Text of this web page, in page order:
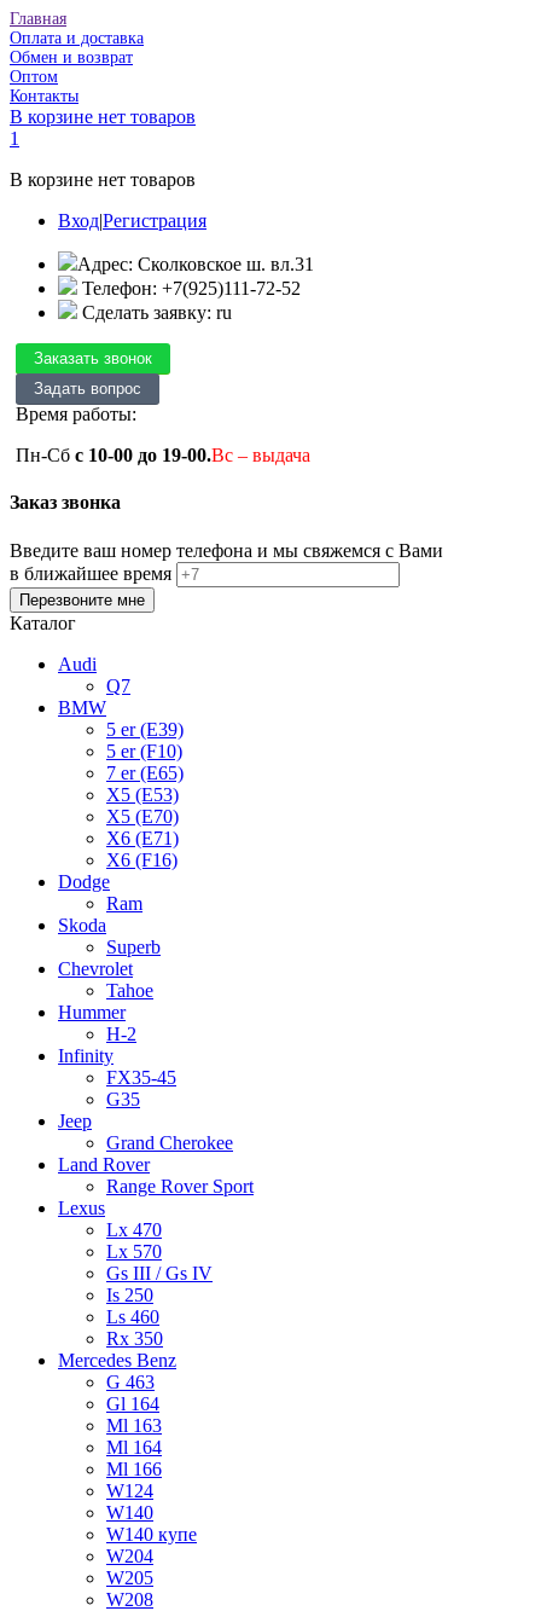
Главная
Оплата и доставка
Обмен и возврат
Оптом
Контакты
В корзине нет товаров
1
В корзине нет товаров
Вход|Регистрация
Адрес: Сколковское ш. вл.31
Телефон: +7(925)111-72-52
Сделать заявку: ru
Время работы:
Пн-Сб с 10-00 до 19-00.Вс – выдача
Заказ звонка
Введите ваш номер телефона и мы свяжемся с Вами
в ближайшее время
Каталог
Audi
Q7
BMW
5 er (E39)
5 er (F10)
7 er (E65)
X5 (E53)
X5 (E70)
X6 (E71)
X6 (F16)
Dodge
Ram
Skoda
Superb
Chevrolet
Tahoe
Hummer
H-2
Infinity
FX35-45
G35
Jeep
Grand Cherokee
Land Rover
Range Rover Sport
Lexus
Lx 470
Lx 570
Gs III / Gs IV
Is 250
Ls 460
Rx 350
Mercedes Benz
G 463
Gl 164
Ml 163
Ml 164
Ml 166
W124
W140
W140 купе
W204
W205
W208